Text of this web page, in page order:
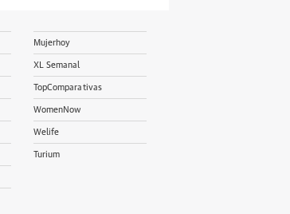
Mujerhoy
XL Semanal
TopComparativas
WomenNow
Welife
Turium